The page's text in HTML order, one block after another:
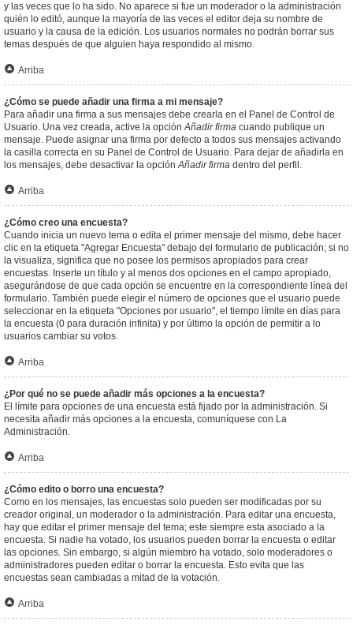
y las veces que lo ha sido. No aparece si fue un moderador o la administración
quién lo editó, aunque la mayoría de las veces el editor deja su nombre de
usuario y la causa de la edición. Los usuarios normales no podrán borrar sus
temas después de que alguien haya respondido al mismo.
Arriba
¿Cómo se puede añadir una firma a mi mensaje?
Para añadir una firma a sus mensajes debe crearla en el Panel de Control de
Usuario. Una vez creada, active la opciónAñadir firma cuando publique un
mensaje. Puede asignar una firma por defecto a todos sus mensajes activando
la casilla correcta en su Panel de Control de Usuario. Para dejar de añadirla en
los mensajes, debe desactivar la opciónAñadir firma dentro del perfil.
Arriba
¿Cómo creo una encuesta?
Cuando inicia un nuevo tema o edita el primer mensaje del mismo, debe hacer
clic en la etiqueta "Agregar Encuesta" debajo del formulario de publicación; si no
la visualiza, significa que no posee los permisos apropiados para crear
encuestas. Inserte un título y al menos dos opciones en el campo apropiado,
asegurándose de que cada opción se encuentre en la correspondiente línea del
formulario. También puede elegir el número de opciones que el usuario puede
seleccionar en la etiqueta "Opciones por usuario", el tiempo límite en días para
la encuesta (0 para duración infinita) y por último la opción de permitir a lo
usuarios cambiar su votos.
Arriba
¿Por qué no se puede añadir más opciones a la encuesta?
El límite para opciones de una encuesta está fijado por la administración. Si
necesita añadir más opciones a la encuesta, comuníquese con La
Administración.
Arriba
¿Cómo edito o borro una encuesta?
Como en los mensajes, las encuestas solo pueden ser modificadas por su
creador original, un moderador o la administración. Para editar una encuesta,
hay que editar el primer mensaje del tema; este siempre esta asociado a la
encuesta. Si nadie ha votado, los usuarios pueden borrar la encuesta o editar
las opciones. Sin embargo, si algún miembro ha votado, solo moderadores o
administradores pueden editar o borrar la encuesta. Esto evita que las
encuestas sean cambiadas a mitad de la votación.
Arriba